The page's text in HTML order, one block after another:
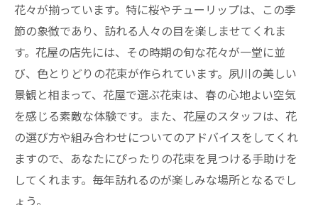
花々が揃っています。特に桜やチューリップは、この季
節の象徴であり、訪れる人々の目を楽しませてくれま
す。花屋の店先には、その時期の旬な花々が一堂に並
び、色とりどりの花束が作られています。夙川の美しい
景観と相まって、花屋で選ぶ花束は、春の心地よい空気
を感じる素敵な体験です。また、花屋のスタッフは、花
の選び方や組み合わせについてのアドバイスをしてくれ
ますので、あなたにぴったりの花束を見つける手助けを
してくれます。毎年訪れるのが楽しみな場所となるでし
ょう。